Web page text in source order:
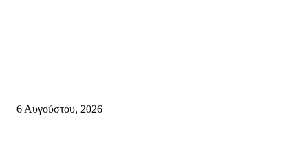
6 Αυγούστου, 2026